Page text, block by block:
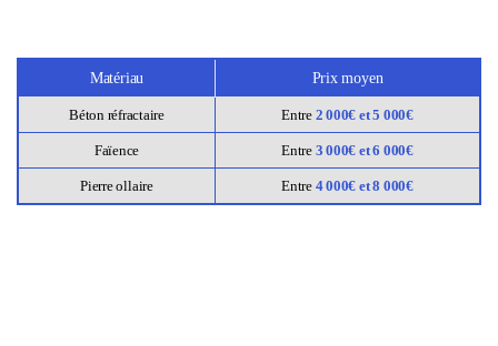
Matériau Prix moyen
Béton réfractaire Entre 2 000€ et 5 000€
Faïence Entre 3 000€ et 6 000€
Pierre ollaire Entre 4 000€ et 8 000€